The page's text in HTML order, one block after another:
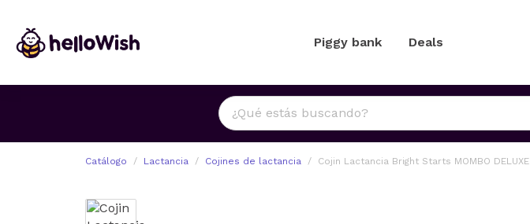
Piggy bank Deals
Catálogo Lactancia Cojines de lactancia Cojin Lactancia Bright Starts MOMBO DELUXE